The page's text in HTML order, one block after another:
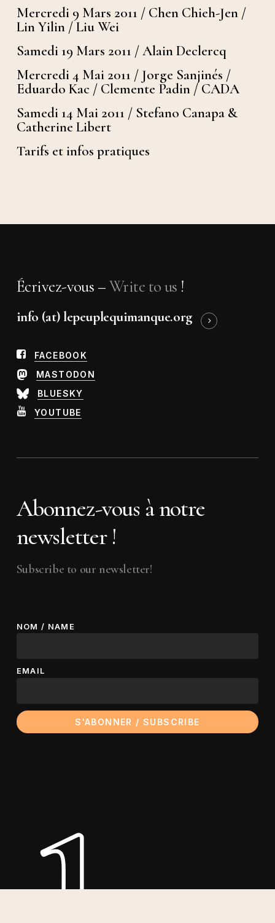
Mercredi 9 Mars 2011 / Chen Chieh-Jen /
Lin Yilin / Liu Wei
Samedi 19 Mars 2011 / Alain Declercq
Mercredi 4 Mai 2011 / Jorge Sanjinés /
Eduardo Kac / Clemente Padin / CADA
Samedi 14 Mai 2011 / Stefano Canapa &
Catherine Libert
Tarifs et infos pratiques
Écrivez-vous –Write to us !
info (at) lepeuplequimanque.org
FACEBOOK
MASTODON
BLUESKY
YOUTUBE
Abonnez-vous à notre
newsletter !
Subscribe to our newsletter!
NOM / NAME
EMAIL